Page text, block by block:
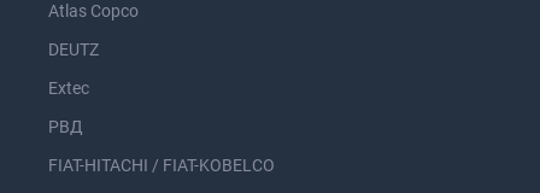
Atlas Copco
DEUTZ
Extec
РВД
FIAT-HITACHI / FIAT-KOBELCO